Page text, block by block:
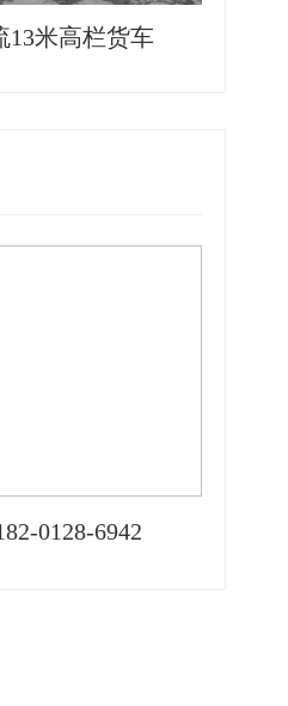
13米高栏货车
0128-6942